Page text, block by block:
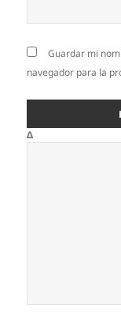
Guardar mi
navegador para la
Δ